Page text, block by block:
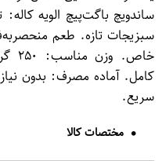
ساندویچ باگت‌پیچ الویه
سبزیجات تازه. طعم
کامل. آماده مصرف: بدون
سریع.
مختصات کالا